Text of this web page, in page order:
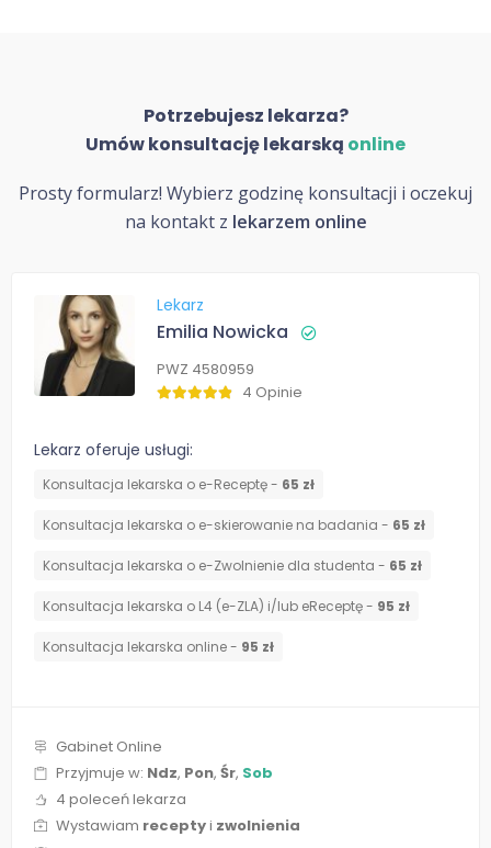
Potrzebujesz lekarza?
Umów konsultację lekarską online
Prosty formularz! Wybierz godzinę konsultacji i oczekuj
na kontakt z lekarzem online
Lekarz
Emilia Nowicka
PWZ 4580959
4 Opinie
Lekarz oferuje usługi:
Konsultacja lekarska o e-Receptę - 65 zł
Konsultacja lekarska o e-skierowanie na badania - 65 zł
Konsultacja lekarska o e-Zwolnienie dla studenta - 65 zł
Konsultacja lekarska o L4 (e-ZLA) i/lub eReceptę - 95 zł
Konsultacja lekarska online - 95 zł
Gabinet Online
Przyjmuje w: Ndz, Pon, Śr, Sob
4 poleceń lekarza
Wystawiam receptyi zwolnienia